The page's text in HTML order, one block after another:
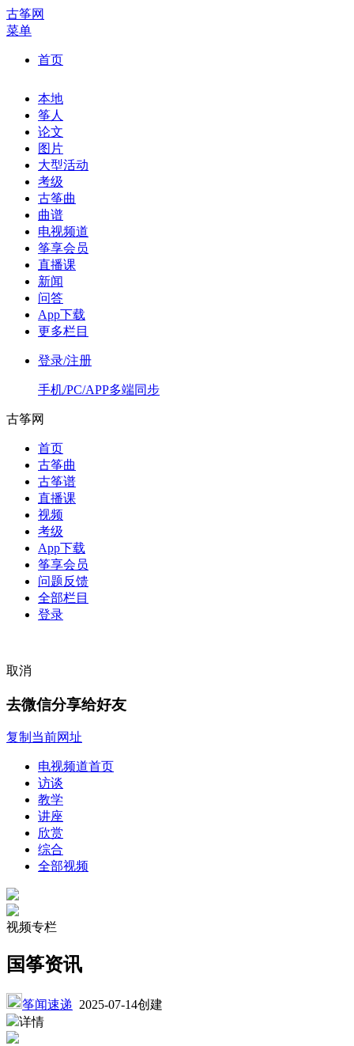
古筝网
菜单
首页
本地
筝人
论文
图片
大型活动
考级
古筝曲
曲谱
电视频道
筝享会员
直播课
新闻
问答
App下载
更多栏目
登录/注册
手机/PC/APP多端同步
古筝网
首页
古筝曲
古筝谱
直播课
视频
考级
App下载
筝享会员
问题反馈
全部栏目
登录
取消
去微信分享给好友
复制当前网址
电视频道首页
访谈
教学
讲座
欣赏
综合
全部视频
视频专栏
国筝资讯
筝闻速递 2025-07-14创建
详情